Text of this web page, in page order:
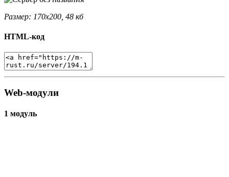
Размер: 170x200, 48 кб
HTML-код
Web-модули
1 модуль